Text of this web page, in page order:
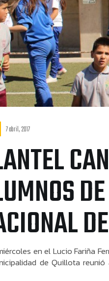
7 abril, 2017
en el Lucio Fariña
de Quillota